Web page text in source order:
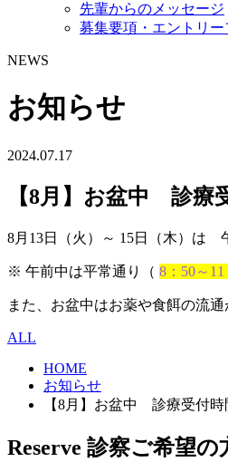
先輩からのメッセージ
募集要項・エントリー
NEWS
お知らせ
2024.07.17
【8月】お盆中 診療
8月13日（火）～ 15日（木）は
※ 午前中は平常通り（ 8：50～11
また、お盆中はお薬や食餌の流
ALL
HOME
お知らせ
【8月】お盆中 診療受付
Reserve 診察ご希望の